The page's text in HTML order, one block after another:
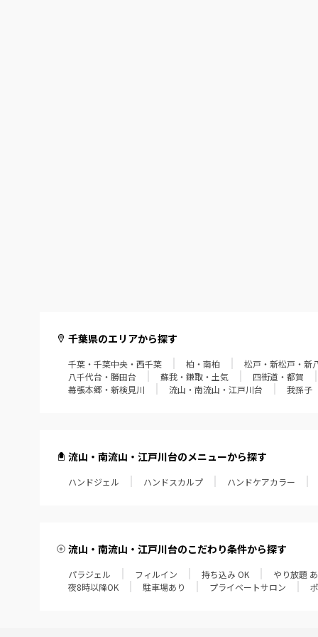
千葉県のエリアから探す
千葉・千葉中央・西千葉 柏・南柏 松戸・新松戸・新
八千代台・勝田台
蘇我・鎌取・土気 四街道・都賀
幕張本郷・新検見川
流山・南流山・江戸川台 我孫子
流山・南流山・江戸川台のメニューから探す
ハンドジェル ハンドスカルプ ハンドケアカラー
流山・南流山・江戸川台のこだわり条件から探す
パラジェル フィルイン 持ち込み OK やり放題
夜8時以降OK
駐車場あり プライベートサロン